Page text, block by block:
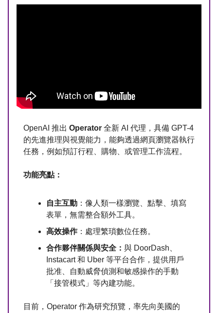
OpenAI 推出 Operator 全新 AI 代理，具備 GPT-4
的先進推理與視覺能力，能夠透過網頁瀏覽器執行
任務，例如預訂行程、購物、或管理工作流程。
功能亮點：
自主互動 ：像人類一樣瀏覽、點擊、填寫
表單，無需整合額外工具。
高效操作：處理繁瑣數位任務。
合作夥伴關係與安全： 與 DoorDash、
Instacart 和 Uber 等平台合作，提供用戶
批准、自動威脅偵測和敏感操作的手動
「接管模式」等內建功能。
目前，Operator 作為研究預覽，率先向美國的